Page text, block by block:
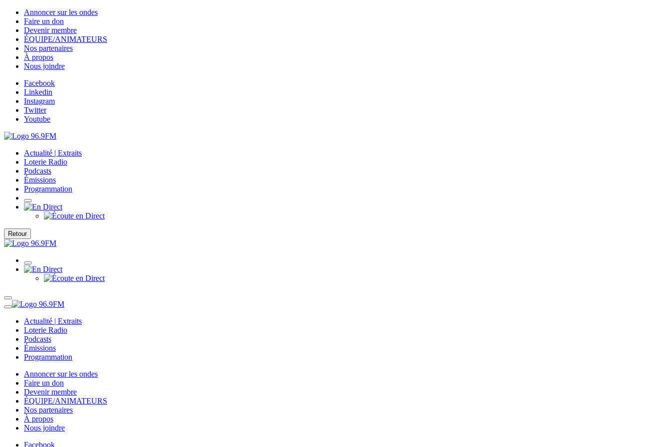
Annoncer sur les ondes
Faire un don
Devenir membre
ÉQUIPE/ANIMATEURS
Nos partenaires
À propos
Nous joindre
Facebook
Linkedin
Instagram
Twitter
Youtube
Actualité | Extraits
Loterie Radio
Podcasts
Émissions
Programmation
Retour
Actualité | Extraits
Loterie Radio
Podcasts
Émissions
Programmation
Annoncer sur les ondes
Faire un don
Devenir membre
ÉQUIPE/ANIMATEURS
Nos partenaires
À propos
Nous joindre
Facebook